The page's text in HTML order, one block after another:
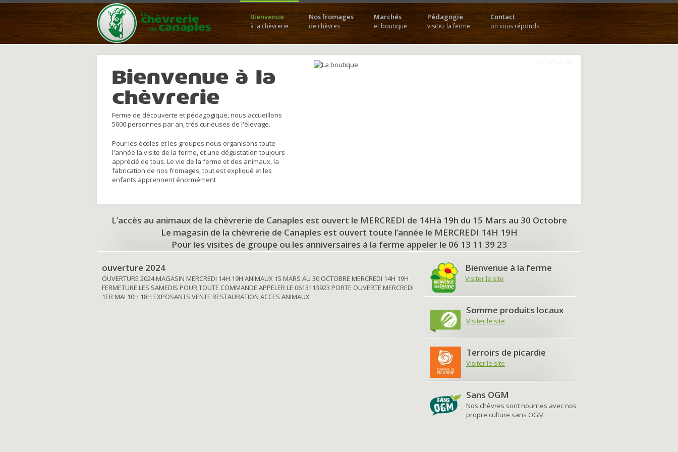
Bienvenue
à la chèvrerie
Nos fromages
de chèvres
Marchés
et boutique
Pédagogie
visitez la ferme
Contact
on vous réponds
Bienvenue à la
chèvrerie
Ferme de découverte et pédagogique, nous accueillons
5000 personnes par an, trés curieuses de l'élevage.
Pour les écoles et les groupes nous organisons toute
l'année la visite de la ferme, et une dégustation toujours
apprécié de tous. Le vie de la ferme et des animaux, la
fabrication de nos fromages, tout est expliqué et les
enfants apprennent énormément
L’accès au animaux de la chèvrerie de Canaples est ouvert le MERCREDI de 14Hà 19h du 15 Mars au 30 Octobre
Le magasin de la chèvrerie de Canaples est ouvert toute l’année le MERCREDI 14H 19H
Pour les visites de groupe ou les anniversaires à la ferme appeler le 06 13 11 39 23
ouverture 2024
OUVERTURE 2024 MAGASIN MERCREDI 14H 19H ANIMAUX 15 MARS AU 30 OCTOBRE MERCREDI 14H 19H
FERMETURE LES SAMEDIS POUR TOUTE COMMANDE APPELER LE 0613113923 PORTE OUVERTE MERCREDI
1ER MAI 10H 18H EXPOSANTS VENTE RESTAURATION ACCES ANIMAUX
Bienvenue à la ferme
Visiter le site
Somme produits locaux
Visiter le site
Terroirs de picardie
Visiter le site
Sans OGM
Nos chèvres sont nourries avec nos
propre culture sans OGM